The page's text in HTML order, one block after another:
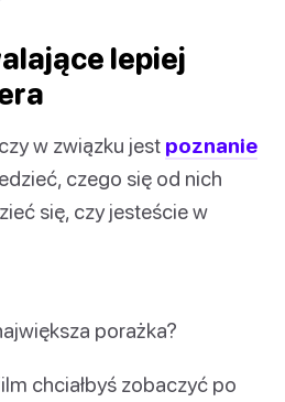
lepiej
w związku jest poznanie
czego się od nich
się, czy jesteście w
porażka?
chciałbyś zobaczyć po